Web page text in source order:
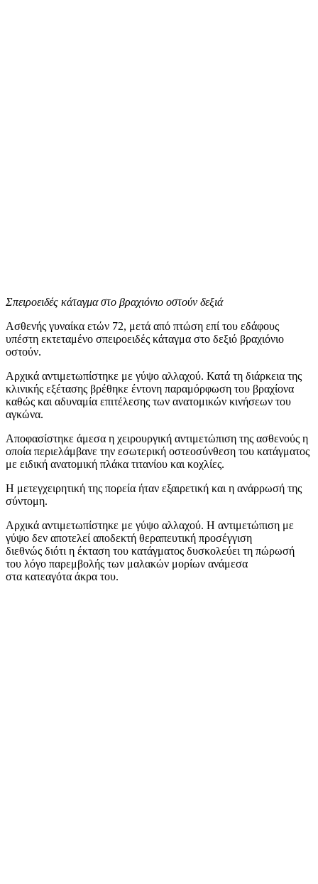
Σπειροειδές κάταγμα στο βραχιόνιο οστούν δεξιά
Ασθενής γυναίκα ετών 72, μετά από πτώση επί του εδάφους
υπέστη εκτεταμένο σπειροειδές κάταγμα στο δεξιό βραχιόνιο
οστούν.
Αρχικά αντιμετωπίστηκε με γύψο αλλαχού. Κατά τη διάρκεια της
κλινικής εξέτασης βρέθηκε έντονη παραμόρφωση του βραχίονα
καθώς και αδυναμία επιτέλεσης των ανατομικών κινήσεων του
αγκώνα.
Αποφασίστηκε άμεσα η χειρουργική αντιμετώπιση της ασθενούς η
οποία περιελάμβανε την εσωτερική οστεοσύνθεση του κατάγματος
με ειδική ανατομική πλάκα τιτανίου και κοχλίες.
Η μετεγχειρητική της πορεία ήταν εξαιρετική και η ανάρρωσή της
σύντομη.
Aρχικά αντιμετωπίστηκε με γύψο αλλαχού. Η αντιμετώπιση με
γύψο δεν αποτελεί αποδεκτή θεραπευτική προσέγγιση
διεθνώς διότι η έκταση του κατάγματος δυσκολεύει τη πώρωσή
του λόγο παρεμβολής των μαλακών μορίων ανάμεσα
στα κατεαγότα άκρα του.